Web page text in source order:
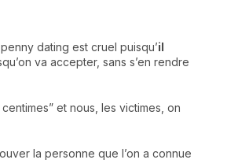
dating est cruel puisqu’il
va accepter, sans s’en rendre
et nous, les victimes, on
la personne que l’on a connue